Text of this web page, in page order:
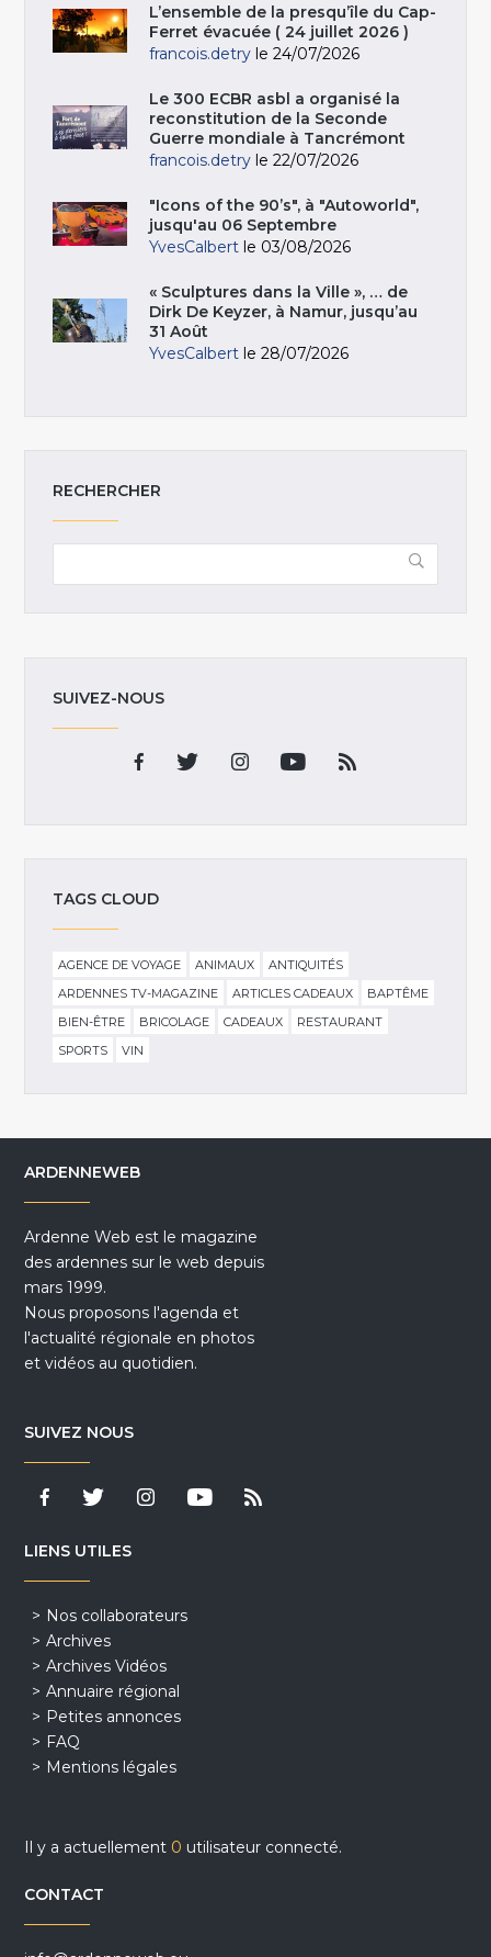
L’ensemble de la presqu’île du Cap-
Ferret évacuée ( 24 juillet 2026 )
francois.detry le 24/07/2026
Le 300 ECBR asbl a organisé la
reconstitution de la Seconde
Guerre mondiale à Tancrémont
francois.detry le 22/07/2026
"Icons of the 90’s", à "Autoworld",
jusqu'au 06 Septembre
YvesCalbert le 03/08/2026
« Sculptures dans la Ville », … de
Dirk De Keyzer, à Namur, jusqu’au
31 Août
YvesCalbert le 28/07/2026
RECHERCHER
SUIVEZ-NOUS
TAGS CLOUD
AGENCE DE VOYAGE ANIMAUX
ANTIQUITÉS
ARDENNES TV-MAGAZINE
ARTICLES CADEAUX
BAPTÊME
BIEN-ÊTRE
BRICOLAGE CADEAUX
RESTAURANT
SPORTS
VIN
ARDENNEWEB
Ardenne Web est le magazine
des ardennes sur le web depuis
mars 1999.
Nous proposons l'agenda et
l'actualité régionale en photos
et vidéos au quotidien.
SUIVEZ NOUS
LIENS UTILES
Nos collaborateurs
Archives
Archives Vidéos
Annuaire régional
Petites annonces
FAQ
Mentions légales
Il y a actuellement 0 utilisateur connecté.
CONTACT